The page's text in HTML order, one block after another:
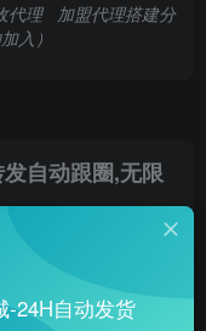
代理
加盟代理搭建分
入）
自动跟圈,无限
0 28
-24H自动发货